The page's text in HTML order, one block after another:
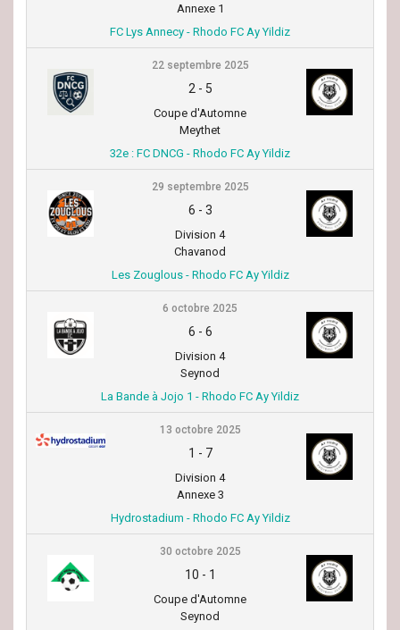
Annexe 1
FC Lys Annecy - Rhodo FC Ay Yildiz
22 septembre 2025
2 - 5
Coupe d'Automne
Meythet
32e : FC DNCG - Rhodo FC Ay Yildiz
29 septembre 2025
6 - 3
Division 4
Chavanod
Les Zouglous - Rhodo FC Ay Yildiz
6 octobre 2025
6 - 6
Division 4
Seynod
La Bande à Jojo 1 - Rhodo FC Ay Yildiz
13 octobre 2025
1 - 7
Division 4
Annexe 3
Hydrostadium - Rhodo FC Ay Yildiz
30 octobre 2025
10 - 1
Coupe d'Automne
Seynod